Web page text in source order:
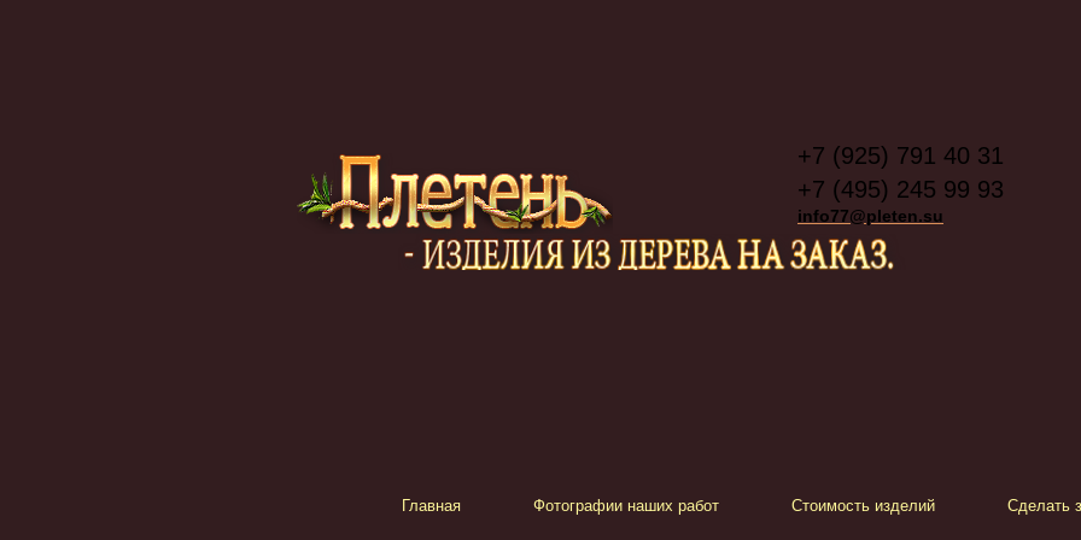
+7 (925) 791 40 31
+7 (495) 245 99 93
info77@pleten.su
Главная Фотографии наших работ Стоимость изделий Сделать